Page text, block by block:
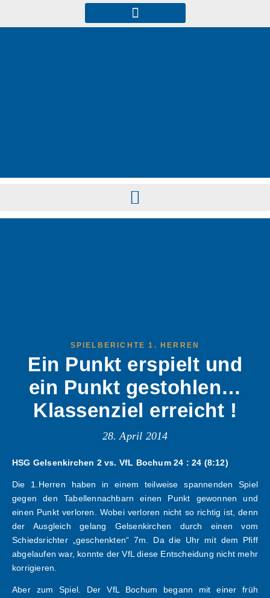
SPIELBERICHTE 1. HERREN
Ein Punkt erspielt und
ein Punkt gestohlen…
Klassenziel erreicht !
28. April 2014
HSG Gelsenkirchen 2 vs. VfL Bochum 24 : 24 (8:12)
Die 1.Herren haben in einem teilweise spannenden Spiel
gegen den Tabellennachbarn einen Punkt gewonnen und
einen Punkt verloren. Wobei verloren nicht so richtig ist, denn
der Ausgleich gelang Gelsenkirchen durch einen vom
Schiedsrichter „geschenkten“ 7m. Da die Uhr mit dem Pfiff
abgelaufen war, konnte der VfL diese Entscheidung nicht mehr
korrigieren.
Aber zum Spiel. Der VfL Bochum begann mit einer früh